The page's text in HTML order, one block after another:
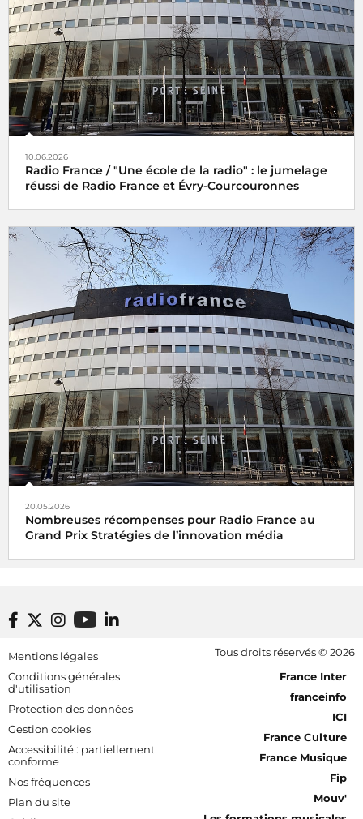
10.06.2026
Radio France / "Une école de la radio" : le jumelage
réussi de Radio France et Évry-Courcouronnes
20.05.2026
Nombreuses récompenses pour Radio France au
Grand Prix Stratégies de l’innovation média
Footer bottom
Mentions légales
Conditions générales
d'utilisation
Protection des données
Gestion cookies
Accessibilité : partiellement
conforme
Nos fréquences
Plan du site
Tous droits réservés © 2026
[RDF] Pied de page - Mobile
France Inter
franceinfo
ICI
France Culture
France Musique
Fip
Mouv'